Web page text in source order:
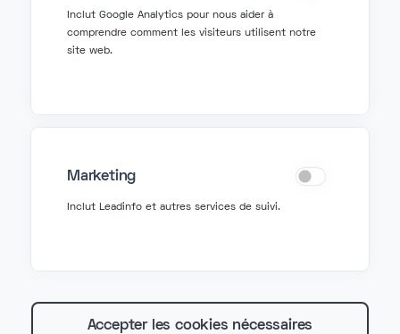
Inclut Google Analytics pour nous aider à
comprendre comment les visiteurs utilisent notre
site web.
Marketing
Inclut Leadinfo et autres services de suivi.
Accepter les cookies nécessaires
support@fonzer.com
Veldkant 10, 2550 Kontich
TVA BE 0627 815 078